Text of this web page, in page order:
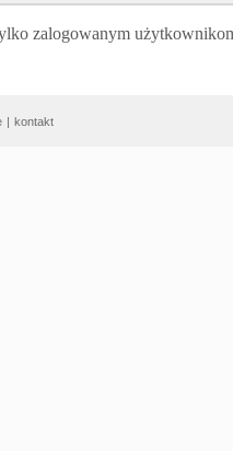
zalogowanym
| kontakt